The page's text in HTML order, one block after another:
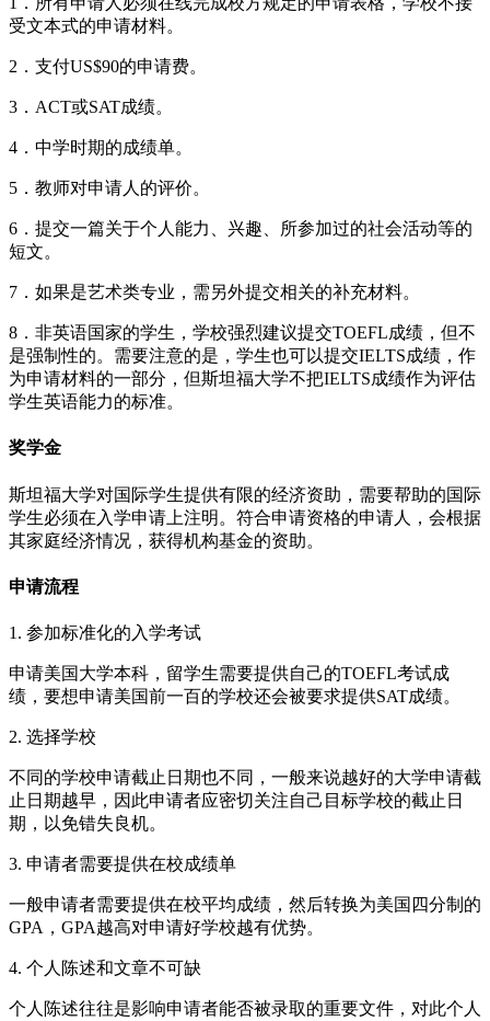
受文本式的申请材料。
2．支付US$90的申请费。
3．ACT或SAT成绩。
4．中学时期的成绩单。
5．教师对申请人的评价。
6．提交一篇关于个人能力、兴趣、所参加过的社会活动等的
短文。
7．如果是艺术类专业，需另外提交相关的补充材料。
8．非英语国家的学生，学校强烈建议提交TOEFL成绩，但不
是强制性的。需要注意的是，学生也可以提交IELTS成绩，作
为申请材料的一部分，但斯坦福大学不把IELTS成绩作为评估
学生英语能力的标准。
奖学金
斯坦福大学对国际学生提供有限的经济资助，需要帮助的国际
学生必须在入学申请上注明。符合申请资格的申请人，会根据
其家庭经济情况，获得机构基金的资助。
申请流程
1. 参加标准化的入学考试
申请美国大学本科，留学生需要提供自己的TOEFL考试成
绩，要想申请美国前一百的学校还会被要求提供SAT成绩。
2. 选择学校
不同的学校申请截止日期也不同，一般来说越好的大学申请截
止日期越早，因此申请者应密切关注自己目标学校的截止日
期，以免错失良机。
3. 申请者需要提供在校成绩单
一般申请者需要提供在校平均成绩，然后转换为美国四分制的
GPA，GPA越高对申请好学校越有优势。
4. 个人陈述和文章不可缺
个人陈述往往是影响申请者能否被录取的重要文件，对此个人